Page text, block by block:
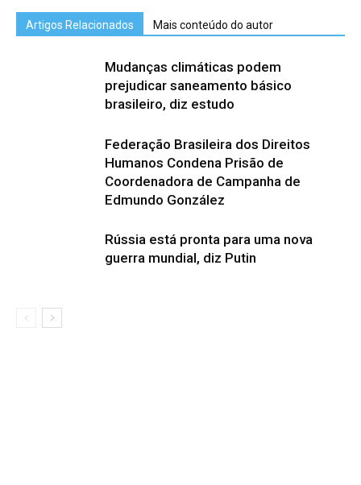
Artigos Relacionados Mais conteúdo do autor
Mudanças climáticas podem
prejudicar saneamento básico
brasileiro, diz estudo
Federação Brasileira dos Direitos
Humanos Condena Prisão de
Coordenadora de Campanha de
Edmundo González
Rússia está pronta para uma nova
guerra mundial, diz Putin